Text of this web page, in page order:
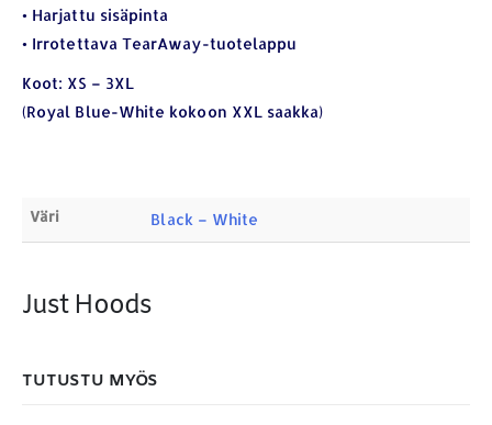
• Harjattu sisäpinta
• Irrotettava TearAway-tuotelappu
Koot: XS – 3XL
(Royal Blue-White kokoon XXL saakka)
Väri Black – White
Just Hoods
TUTUSTU MYÖS
Puhelin: 040-7549431
royal.yrityslahjat@gmail.com
ETSI TUOTTEITA